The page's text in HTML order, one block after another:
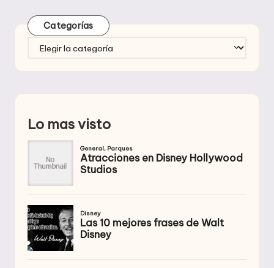
Categorías
Categorías
Lo mas visto